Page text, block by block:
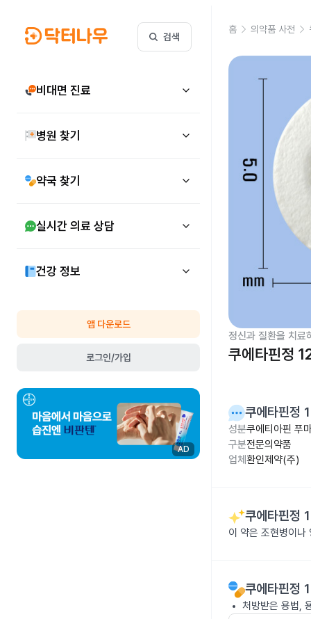
검색
비대면 진료
병원 찾기
약국 찾기
실시간 의료 상담
건강 정보
앱 다운로드
로그인/가입
AD
홈 의약품 사전
정신과 질환을 치료
쿠에타핀정
쿠에타핀정
성분쿠에티아핀 푸
구분전문의약품
업체 환인제약(주)
쿠에타핀정
이 약은 조현병이나
쿠에타핀정
처방받은 용법,